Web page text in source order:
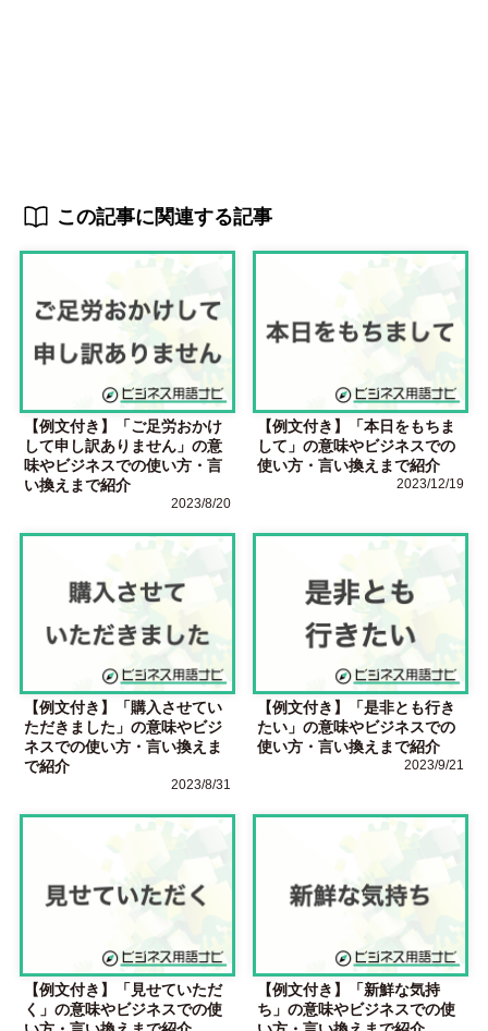
この記事に関連する記事
【例文付き】「ご足労おかけ
して申し訳ありません」の意
味やビジネスでの使い方・言
い換えまで紹介
2023/8/20
【例文付き】「本日をもちま
して」の意味やビジネスでの
使い方・言い換えまで紹介
2023/12/19
【例文付き】「購入させてい
ただきました」の意味やビジ
ネスでの使い方・言い換えま
で紹介
2023/8/31
【例文付き】「是非とも行き
たい」の意味やビジネスでの
使い方・言い換えまで紹介
2023/9/21
【例文付き】「見せていただ
く」の意味やビジネスでの使
【例文付き】「新鮮な気持
ち」の意味やビジネスでの使